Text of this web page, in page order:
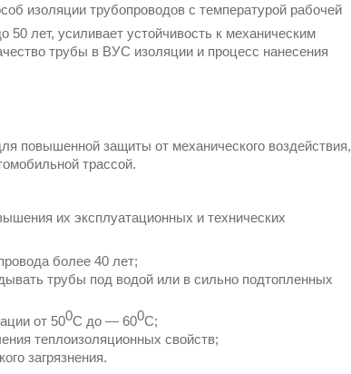
изоляции трубопроводов с температурой рабочей
лет, усиливает устойчивость к механическим
трубы в ВУС изоляции и процесс нанесения
повышенной защиты от механического воздействия,
трассой.
их эксплуатационных и технических
более 40 лет;
трубы под водой или в сильно подтопленных
от 500С до — 600С;
теплоизоляционных свойств;
загрязнения.